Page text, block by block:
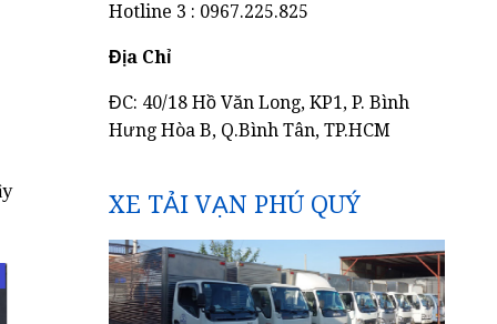
Hotline 3 : 0967.225.825
Địa Chỉ
ĐC: 40/18 Hồ Văn Long, KP1, P. Bình
Hưng Hòa B, Q.Bình Tân, TP.HCM
XE TẢI VẠN PHÚ QUÝ